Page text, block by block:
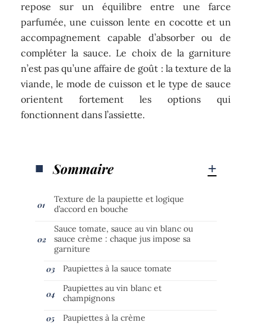
repose sur un équilibre entre une farce
parfumée, une cuisson lente en cocotte et un
accompagnement capable d’absorber ou de
compléter la sauce. Le choix de la garniture
n’est pas qu’une affaire de goût : la texture de la
viande, le mode de cuisson et le type de sauce
orientent fortement les options qui
fonctionnent dans l’assiette.
Sommaire
Texture de la paupiette et logique
d’accord en bouche
Sauce tomate, sauce au vin blanc ou
sauce crème : chaque jus impose sa
garniture
Paupiettes à la sauce tomate
Paupiettes au vin blanc et
champignons
Paupiettes à la crème